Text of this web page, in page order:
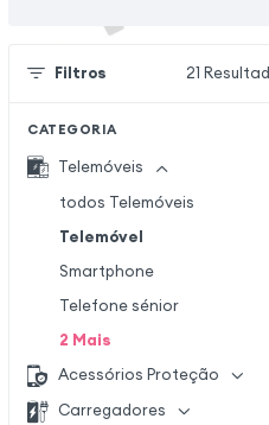
Filtros 21
CATEGORIA
Telemóveis
todos Telemóveis
Telemóvel
Smartphone
Telefone sénior
2 Mais
Acessórios Proteção
Carregadores